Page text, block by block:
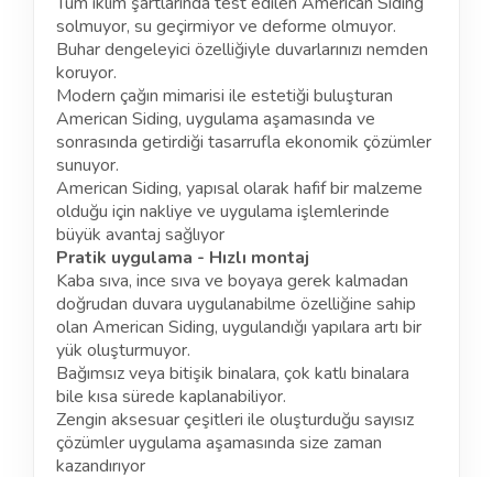
solmuyor, su geçirmiyor ve deforme olmuyor.
Buhar dengeleyici özelliğiyle duvarlarınızı nemden
koruyor.
Modern çağın mimarisi ile estetiği buluşturan
American Siding, uygulama aşamasında ve
sonrasında getirdiği tasarrufla ekonomik çözümler
sunuyor.
American Siding, yapısal olarak hafif bir malzeme
olduğu için nakliye ve uygulama işlemlerinde
büyük avantaj sağlıyor
Pratik uygulama - Hızlı montaj
Kaba sıva, ince sıva ve boyaya gerek kalmadan
doğrudan duvara uygulanabilme özelliğine sahip
olan American Siding, uygulandığı yapılara artı bir
yük oluşturmuyor.
Bağımsız veya bitişik binalara, çok katlı binalara
bile kısa sürede kaplanabiliyor.
Zengin aksesuar çeşitleri ile oluşturduğu sayısız
çözümler uygulama aşamasında size zaman
kazandırıyor